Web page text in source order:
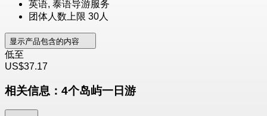
英语, 泰语导游服务
团体人数上限 30人
显示产品包含的内容
低至
US$37.17
相关信息：4个岛屿一日游